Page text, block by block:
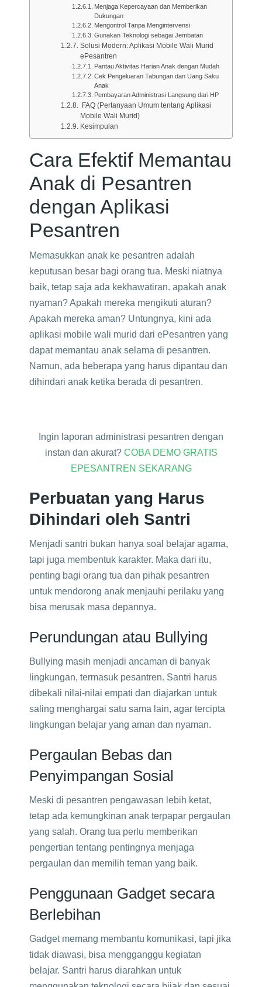
Menjaga Kepercayaan dan Memberikan
Dukungan
Mengontrol Tanpa Mengintervensi
Gunakan Teknologi sebagai Jembatan
Solusi Modern: Aplikasi Mobile Wali Murid
ePesantren
Pantau Aktivitas Harian Anak dengan Mudah
Cek Pengeluaran Tabungan dan Uang Saku
Anak
Pembayaran Administrasi Langsung dari HP
FAQ (Pertanyaan Umum tentang Aplikasi
Mobile Wali Murid)
Kesimpulan
Cara Efektif Memantau
Anak di Pesantren
dengan Aplikasi
Pesantren
Memasukkan anak ke pesantren adalah
keputusan besar bagi orang tua. Meski niatnya
baik, tetap saja ada kekhawatiran. apakah anak
nyaman? Apakah mereka mengikuti aturan?
Apakah mereka aman? Untungnya, kini ada
aplikasi mobile wali murid dari ePesantren yang
dapat memantau anak selama di pesantren.
Namun, ada beberapa yang harus dipantau dan
dihindari anak ketika berada di pesantren.
Ingin laporan administrasi pesantren dengan
instan dan akurat? COBA DEMO GRATIS
EPESANTREN SEKARANG
Perbuatan yang Harus
Dihindari oleh Santri
Menjadi santri bukan hanya soal belajar agama,
tapi juga membentuk karakter. Maka dari itu,
penting bagi orang tua dan pihak pesantren
untuk mendorong anak menjauhi perilaku yang
bisa merusak masa depannya.
Perundungan atau Bullying
Bullying masih menjadi ancaman di banyak
lingkungan, termasuk pesantren. Santri harus
dibekali nilai-nilai empati dan diajarkan untuk
saling menghargai satu sama lain, agar tercipta
lingkungan belajar yang aman dan nyaman.
Pergaulan Bebas dan
Penyimpangan Sosial
Meski di pesantren pengawasan lebih ketat,
tetap ada kemungkinan anak terpapar pergaulan
yang salah. Orang tua perlu memberikan
pengertian tentang pentingnya menjaga
pergaulan dan memilih teman yang baik.
Penggunaan Gadget secara
Berlebihan
Gadget memang membantu komunikasi, tapi jika
tidak diawasi, bisa mengganggu kegiatan
belajar. Santri harus diarahkan untuk